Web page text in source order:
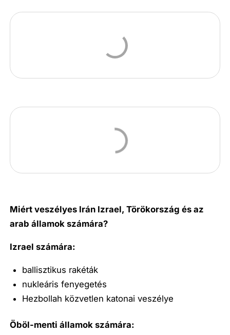
Miért veszélyes Irán Izrael, Törökország és az
arab államok számára?
Izrael számára:
ballisztikus rakéták
nukleáris fenyegetés
Hezbollah közvetlen katonai veszélye
Öböl-menti államok számára: